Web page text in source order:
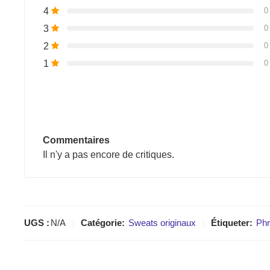
4 0
3 0
2 0
1 0
Commentaires
Il n'y a pas encore de critiques.
UGS : N/A Catégorie: Sweats originaux Étiqueter: